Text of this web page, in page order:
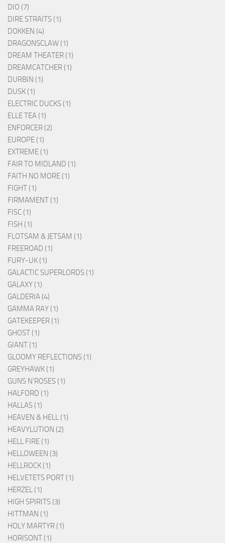
DIO (7)
DIRE STRAITS (1)
DOKKEN (4)
DRAGONSCLAW (1)
DREAM THEATER (1)
DREAMCATCHER (1)
DURBIN (1)
DUSK (1)
ELECTRIC DUCKS (1)
ELLE TEA (1)
ENFORCER (2)
EUROPE (1)
EXTREME (1)
FAIR TO MIDLAND (1)
FAITH NO MORE (1)
FIGHT (1)
FIRMAMENT (1)
FISC (1)
FISH (1)
FLOTSAM & JETSAM (1)
FREEROAD (1)
FURY-UK (1)
GALACTIC SUPERLORDS (1)
GALAXY (1)
GALDERIA (4)
GAMMA RAY (1)
GATEKEEPER (1)
GHOST (1)
GIANT (1)
GLOOMY REFLECTIONS (1)
GREYHAWK (1)
GUNS N'ROSES (1)
HALFORD (1)
HALLAS (1)
HEAVEN & HELL (1)
HEAVYLUTION (2)
HELL FIRE (1)
HELLOWEEN (3)
HELLROCK (1)
HELVETETS PORT (1)
HERZEL (1)
HIGH SPIRITS (3)
HITTMAN (1)
HOLY MARTYR (1)
HORISONT (1)